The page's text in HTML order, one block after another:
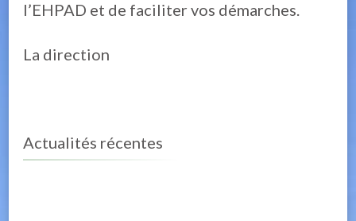
l’EHPAD et de faciliter vos démarches.
La direction
Actualités récentes